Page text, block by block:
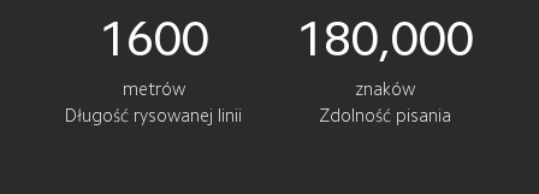
1600
metrów
Długość rysowanej linii
180,000
znaków
Zdolność pisania